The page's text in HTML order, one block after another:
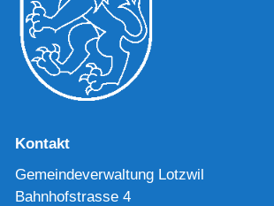
Kontakt
Gemeindeverwaltung Lotzwil
Bahnhofstrasse 4